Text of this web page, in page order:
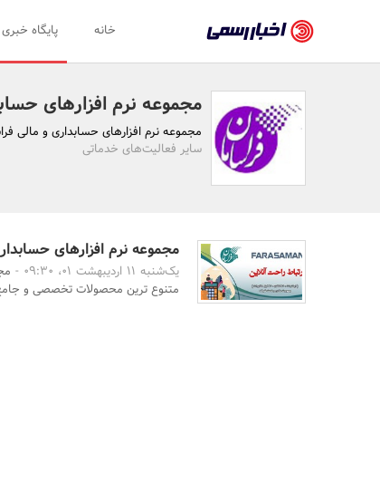
رسمی
اخبار
تایید
سازمان‌ها
و
روابط
خانه پایگاه خبری
مجموعه نرم افزارهای
مجموعه نرم افزارهای حسابداری و مالی
سایر فعالیت‌های خدماتی
مجموعه نرم افزارهای
یک‌شنبه 11 اردیبهشت 01، 09:30 -
متنوع ترین محصولات تخصصی و